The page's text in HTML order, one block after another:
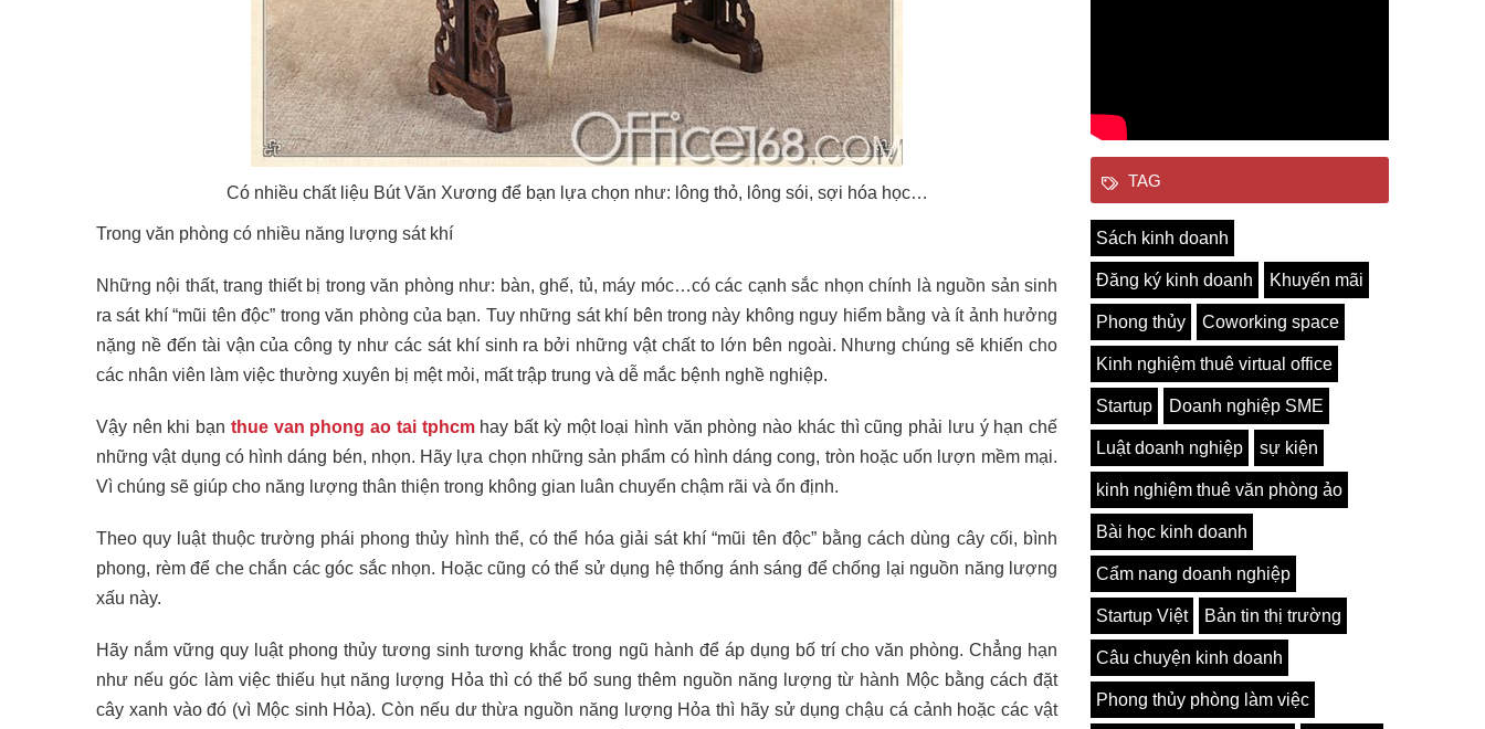
Có nhiều chất liệu Bút Văn Xương để bạn lựa chọn như: lông thỏ, lông sói, sợi hóa học…
Trong văn phòng có nhiều năng lượng sát khí
Những nội thất, trang thiết bị trong văn phòng như: bàn, ghế, tủ, máy móc…có các cạnh sắc nhọn chính là nguồn sản sinh
ra sát khí “mũi tên độc” trong văn phòng của bạn. Tuy những sát khí bên trong này không nguy hiểm bằng và ít ảnh hưởng
nặng nề đến tài vận của công ty như các sát khí sinh ra bởi những vật chất to lớn bên ngoài. Nhưng chúng sẽ khiến cho
các nhân viên làm việc thường xuyên bị mệt mỏi, mất trập trung và dễ mắc bệnh nghề nghiệp.
Vậy nên khi bạn thue van phong ao tai tphcmhay bất kỳ một loại hình văn phòng nào khác thì cũng phải lưu ý hạn chế
những vật dụng có hình dáng bén, nhọn. Hãy lựa chọn những sản phẩm có hình dáng cong, tròn hoặc uốn lượn mềm mại.
Vì chúng sẽ giúp cho năng lượng thân thiện trong không gian luân chuyển chậm rãi và ổn định.
Theo quy luật thuộc trường phái phong thủy hình thể, có thể hóa giải sát khí “mũi tên độc” bằng cách dùng cây cối, bình
phong, rèm để che chắn các góc sắc nhọn. Hoặc cũng có thể sử dụng hệ thống ánh sáng để chống lại nguồn năng lượng
xấu này.
Hãy nắm vững quy luật phong thủy tương sinh tương khắc trong ngũ hành để áp dụng bố trí cho văn phòng. Chẳng hạn
như nếu góc làm việc thiếu hụt năng lượng Hỏa thì có thể bổ sung thêm nguồn năng lượng từ hành Mộc bằng cách đặt
cây xanh vào đó (vì Mộc sinh Hỏa). Còn nếu dư thừa nguồn năng lượng Hỏa thì hãy sử dụng chậu cá cảnh hoặc các vật
TAG
Sách kinh doanh
Đăng ký kinh doanh Khuyến mãi
Phong thủy Coworking space
Kinh nghiệm thuê virtual office
Startup Doanh nghiệp SME
Luật doanh nghiệp sự kiện
kinh nghiệm thuê văn phòng ảo
Bài học kinh doanh
Cẩm nang doanh nghiệp
Startup Việt Bản tin thị trường
Câu chuyện kinh doanh
Phong thủy phòng làm việc